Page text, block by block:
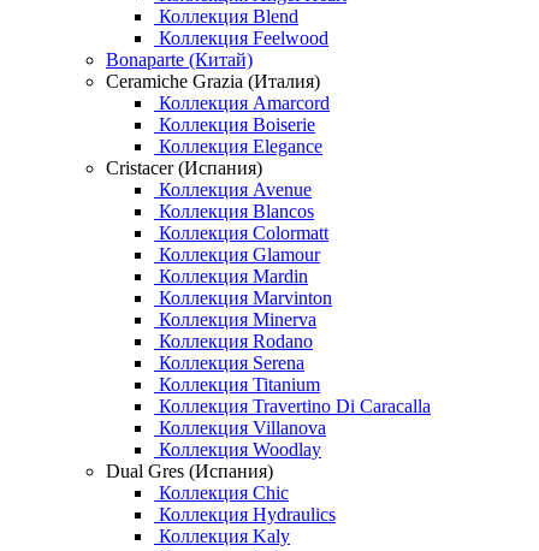
Коллекция Blend
Коллекция Feelwood
Bonaparte (Китай)
Ceramiche Grazia (Италия)
Коллекция Amarcord
Коллекция Boiserie
Коллекция Elegance
Cristacer (Испания)
Коллекция Avenue
Коллекция Blancos
Коллекция Colormatt
Коллекция Glamour
Коллекция Mardin
Коллекция Marvinton
Коллекция Minerva
Коллекция Rodano
Коллекция Serena
Коллекция Titanium
Коллекция Travertino Di Caracalla
Коллекция Villanova
Коллекция Woodlay
Dual Gres (Испания)
Коллекция Chic
Коллекция Hydraulics
Коллекция Kaly